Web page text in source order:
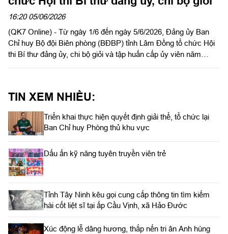
16:20 05/06/2026
(QK7 Online) - Từ ngày 1/6 đến ngày 5/6/2026, Đảng ủy Ban
Chỉ huy Bộ đội Biên phòng (BĐBP) tỉnh Lâm Đồng tổ chức Hội
thi Bí thư đảng ủy, chi bộ giỏi và tập huấn cấp ủy viên năm
vững mạnh, đáp ứng yêu cầu nhiệm vụ bảo vệ chủ quyền lãnh
thổ, an ninh biên giới quốc gia trong tình hình mới.
TIN XEM NHIỀU:
Triển khai thực hiện quyết định giải thể, tổ chức lại
Ban Chỉ huy Phòng thủ khu vực
Dấu ấn kỹ năng tuyên truyền viên trẻ
Tỉnh Tây Ninh kêu gọi cung cấp thông tin tìm kiếm
hài cốt liệt sĩ tại ấp Cầu Vịnh, xã Hảo Đước
Xúc động lễ dâng hương, thắp nến tri ân Anh hùng